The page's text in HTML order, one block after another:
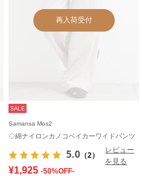
再入荷受付
SALE
Samansa Mos2
◇綿ナイロンカノコベイカーワイドパンツ
5.0 （2）
レビュー
を見る
¥1,925 -50%OFF-